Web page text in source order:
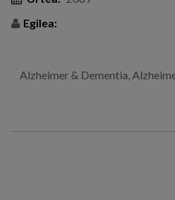
Egilea:
Alzheimer & Dementia,